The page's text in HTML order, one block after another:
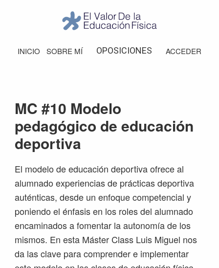
navegación
principal
barra
Valor
de
INICIO SOBRE MÍ OPOSICIONES ACCEDER
MC #10 Modelo
pedagógico de educación
deportiva
El modelo de educación deportiva ofrece al
alumnado experiencias de prácticas deportiva
auténticas, desde un enfoque competencial y
poniendo el énfasis en los roles del alumnado
encaminados a fomentar la autonomía de los
mismos. En esta Máster Class Luis Miguel nos
da las clave para comprender e implementar